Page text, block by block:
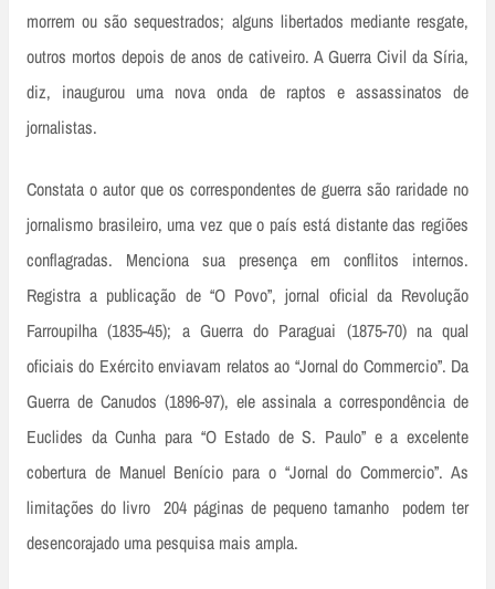
morrem ou são sequestrados; alguns libertados mediante resgate,
outros mortos depois de anos de cativeiro. A Guerra Civil da Síria,
diz, inaugurou uma nova onda de raptos e assassinatos de
jornalistas.
Constata o autor que os correspondentes de guerra são raridade no
jornalismo brasileiro, uma vez que o país está distante das regiões
conflagradas. Menciona sua presença em conflitos internos.
Registra a publicação de “O Povo”, jornal oficial da Revolução
Farroupilha (1835­-45); a Guerra do Paraguai (1875­-70) na qual
oficiais do Exército enviavam relatos ao “Jornal do Commercio”. Da
Guerra de Canudos (1896-­97), ele assinala a correspondência de
Euclides da Cunha para “O Estado de S. Paulo” e a excelente
cobertura de Manuel Benício para o “Jornal do Commercio”. As
limitações do livro ­ 204 páginas de pequeno tamanho ­ podem ter
desencorajado uma pesquisa mais ampla.